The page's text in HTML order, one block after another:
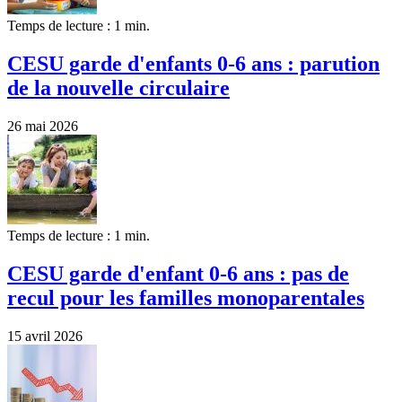
Temps de lecture : 1 min.
CESU garde d'enfants 0-6 ans : parution
de la nouvelle circulaire
26 mai 2026
Temps de lecture : 1 min.
CESU garde d'enfant 0-6 ans : pas de
recul pour les familles monoparentales
15 avril 2026